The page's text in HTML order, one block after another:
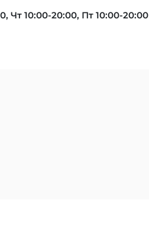
Чт 10:00-20:00, Пт 10:00-20:00